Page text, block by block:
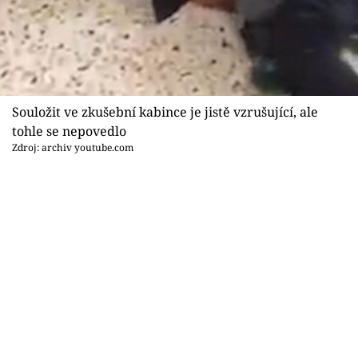
Videa
Sledujte prima+
Přihlášení
Souložit ve zkušební kabince je jistě vzrušující, ale
tohle se nepovedlo
Zdroj: archiv youtube.com